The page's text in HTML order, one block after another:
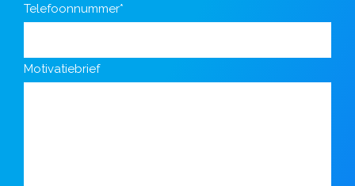
Telefoonnummer*
Motivatiebrief